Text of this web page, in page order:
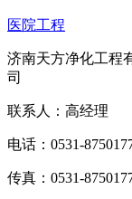
医院工程
济南天方净化工程
司
联系人：高经理
电话：0531-
传真：0531-